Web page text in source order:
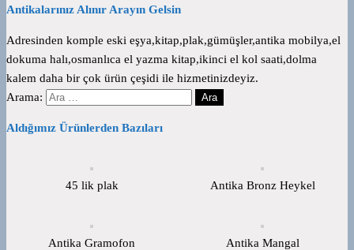
Antikalarınız Alınır Arayın Gelsin
Adresinden komple eski eşya,kitap,plak,gümüşler,antika mobilya,el
dokuma halı,osmanlıca el yazma kitap,ikinci el kol saati,dolma
kalem daha bir çok ürün çeşidi ile hizmetinizdeyiz.
Arama:
Aldığımız Ürünlerden Bazıları
45 lik plak Antika Bronz Heykel
Antika Gramofon Antika Mangal